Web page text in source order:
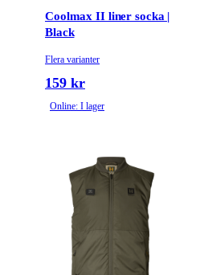
Coolmax II liner socka |
Black
Flera varianter
159 kr
Online: I lager